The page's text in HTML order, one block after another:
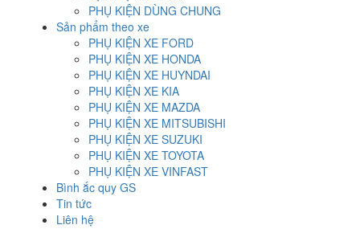
PHỤ KIỆN DÙNG CHUNG
Sản phẩm theo xe
PHỤ KIỆN XE FORD
PHỤ KIỆN XE HONDA
PHỤ KIỆN XE HUYNDAI
PHỤ KIỆN XE KIA
PHỤ KIỆN XE MAZDA
PHỤ KIỆN XE MITSUBISHI
PHỤ KIỆN XE SUZUKI
PHỤ KIỆN XE TOYOTA
PHỤ KIỆN XE VINFAST
Bình ắc quy GS
Tin tức
Liên hệ